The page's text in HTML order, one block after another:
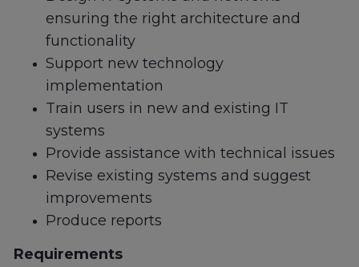
ensuring the right architecture and
functionality
Support new technology
implementation
Train users in new and existing IT
systems
Provide assistance with technical issues
Revise existing systems and suggest
improvements
Produce reports
Requirements